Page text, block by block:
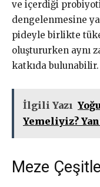
ve içerdiği
dengelenmesine
pideyle birlikte
oluştururken aynı
katkıda bulunabilir.
İlgili Yazı
Yemeliyiz?
Meze